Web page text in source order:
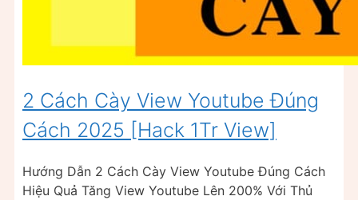
2 Cách Cày View Youtube Đúng
Cách 2025 [Hack 1Tr View]
Hướng Dẫn 2 Cách Cày View Youtube Đúng Cách
Hiệu Quả Tăng View Youtube Lên 200% Với Thủ